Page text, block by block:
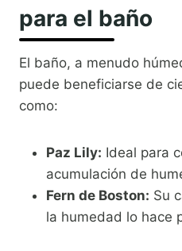
para el baño
El baño, a menudo
puede beneficiarse de
como:
Paz Lily: Ideal para
acumulación de
Fern de Boston: Su
la humedad lo hace